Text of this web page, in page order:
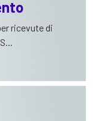
ricevute di